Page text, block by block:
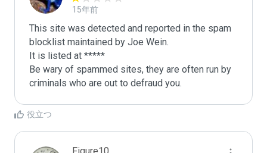
15年前
This site was detected and reported in the spam
blocklist maintained by Joe Wein.
It is listed at *****
Be wary of spammed sites, they are often run by
criminals who are out to defraud you.
役立つ